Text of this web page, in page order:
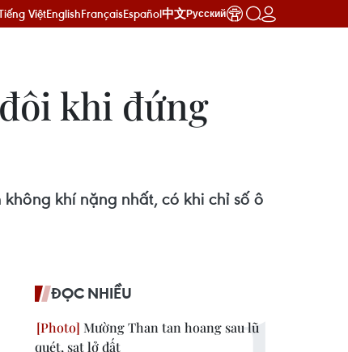
ViệtEnglishFrançaisEspañol中文Русский
khi đứng
khí nặng nhất, có khi chỉ số ô
ĐỌC NHIỀU
Mường Than tan hoang sau lũ
quét, sạt lở đất